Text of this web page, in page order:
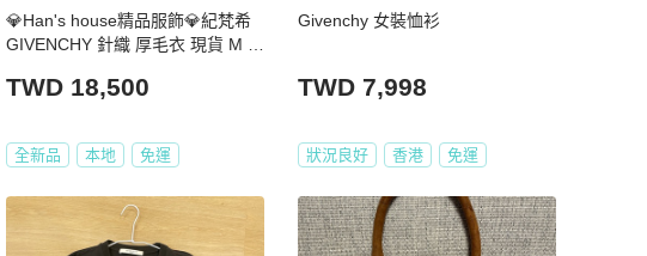
💎Han's house精品服飾💎紀梵希
GIVENCHY 針織 厚毛衣 現貨 M ~
TWD 18,500
全新品 本地 免運
Givenchy 女裝恤衫
TWD 7,998
狀況良好 香港 免運